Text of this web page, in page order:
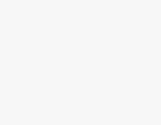
palhaço Tiririca
para o ofício de
Vale lembrar que
rendeu ao partido